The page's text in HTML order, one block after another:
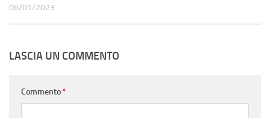
06/01/2023
LASCIA UN COMMENTO
Commento*